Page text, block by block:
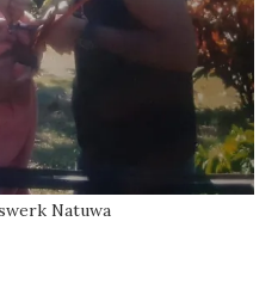
Natuwa